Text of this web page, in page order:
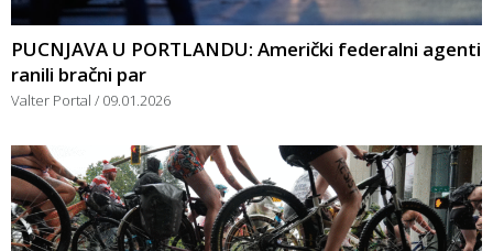
PUCNJAVA U PORTLANDU: Američki federalni agenti
ranili bračni par
Valter Portal 09.01.2026